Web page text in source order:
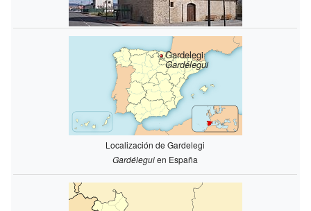
Gardelegi
Gardélegui
Localización de Gardelegi
Gardéleguien España